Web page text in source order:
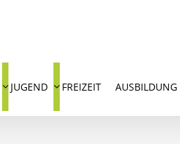
JUGEND FREIZEIT AUSBILDUNG